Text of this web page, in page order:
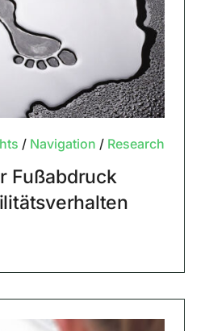
/ Navigation / Research
Fußabdruck